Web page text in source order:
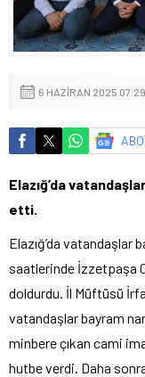
6 HAZIRAN 2025 07:29
Elazığ’da
etti.
Elazığ’da vatandaşlar
saatlerinde İzzetpaşa
doldurdu. İl Müftüsü
vatandaşlar bayram
minbere çıkan cami
hutbe verdi. Daha